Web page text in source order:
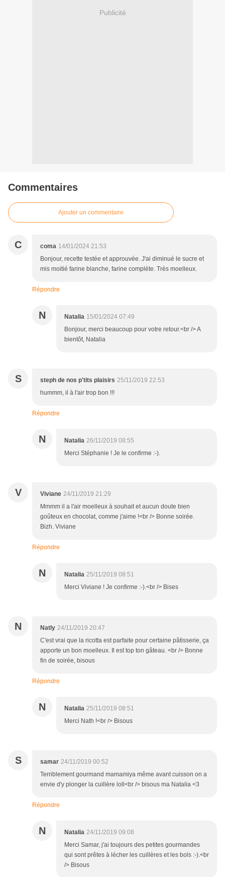
Publicité
Commentaires
Ajouter un commentaire
C coma 14/01/2024 21:53
Bonjour, recette testée et approuvée. J'ai diminué le sucre et
mis moitié farine blanche, farine complète. Très moelleux.
Répondre
N Natalia 15/01/2024 07:49
Bonjour, merci beaucoup pour votre retour.<br /> A
bientôt, Natalia
S steph de nos p'tits plaisirs 25/11/2019 22:53
hummm, il à l'air trop bon !!!
Répondre
N Natalia 26/11/2019 08:55
Merci Stéphanie ! Je le confirme :-).
V Viviane 24/11/2019 21:29
Mmmm il a l'air moelleux à souhait et aucun doute bien
goûteux en chocolat, comme j'aime !<br /> Bonne soirée.
Bizh. Viviane
Répondre
N Natalia 25/11/2019 08:51
Merci Viviane ! Je confirme :-).<br /> Bises
N Natly 24/11/2019 20:47
C'est vrai que la ricotta est parfaite pour certaine pâtisserie, ça
apporte un bon moelleux. Il est top ton gâteau. <br /> Bonne
fin de soirée, bisous
Répondre
N Natalia 25/11/2019 08:51
Merci Nath !<br /> Bisous
S samar 24/11/2019 00:52
Terriblement gourmand mamamiya même avant cuisson on a
envie d'y plonger la cuillère loll<br /> bisous ma Natalia <3
Répondre
N Natalia 24/11/2019 09:08
Merci Samar, j'ai toujours des petites gourmandes
qui sont prêtes à lécher les cuillères et les bols :-).<br
/> Bisous